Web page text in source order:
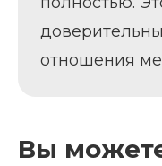
отношения
Вы